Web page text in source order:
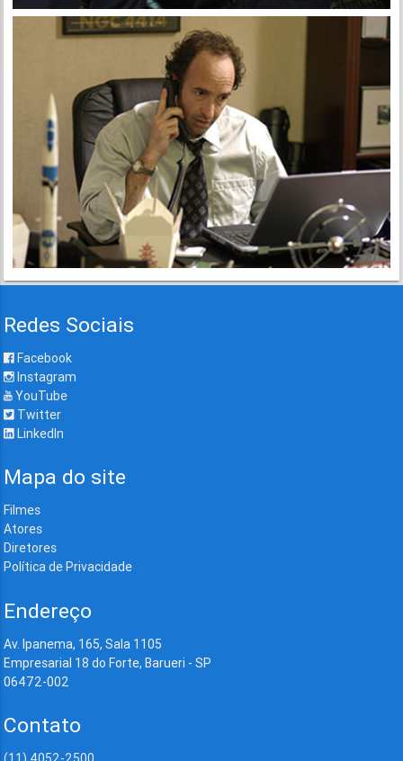
Redes Sociais
Facebook
Instagram
YouTube
Twitter
LinkedIn
Mapa do site
Filmes
Atores
Diretores
Política de Privacidade
Endereço
Av. Ipanema, 165, Sala 1105
Empresarial 18 do Forte, Barueri - SP
06472-002
Contato